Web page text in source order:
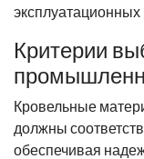
эксплуатационных
Критерии
Кровельные
должны
обеспечивая